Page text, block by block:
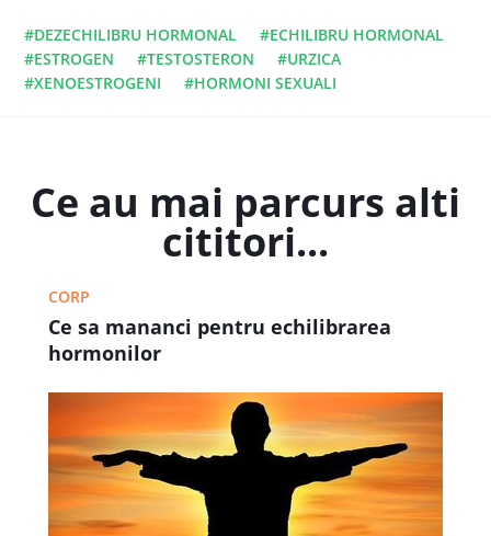
#DEZECHILIBRU HORMONAL
#ECHILIBRU HORMONAL
#ESTROGEN
#TESTOSTERON
#URZICA
#XENOESTROGENI
#HORMONI SEXUALI
Ce au mai parcurs alti
cititori...
CORP
Ce sa mananci pentru echilibrarea
hormonilor